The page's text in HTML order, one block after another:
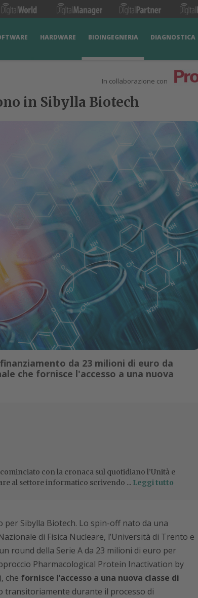
HARDWARE BIOINGEGNERIA DIAGNOSTICA
In collaborazione con
in Sibylla Biotech
da 23 milioni di euro da
che fornisce l'accesso a una nuova
con la cronaca sul quotidiano l’Unità e
al settore informatico scrivendo ... Leggi tutto
Sibylla Biotech. Lo spin-off nato da una
di Fisica Nucleare, l’Università di Trento e
round della Serie A da 23 milioni di euro per
Pharmacological Protein Inactivation by
che fornisce l’accesso a una nuova classe di
transitoriamente durante il processo di